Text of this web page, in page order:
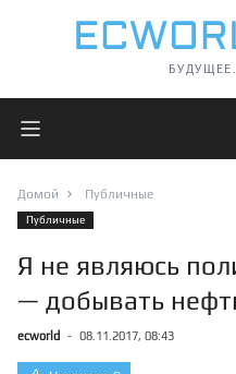
Открыть главное меню
Домой Публичные
Публичные
Я не являюсь
— добывать
ecworld - 08.11.2017, 08:43